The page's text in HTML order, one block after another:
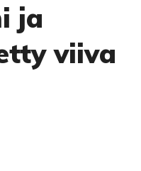
ja
viiva